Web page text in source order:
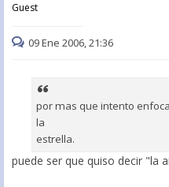
Guest
09 Ene 2006, 21:36
por mas que intento
la
estrella.
puede ser que quiso decir "la